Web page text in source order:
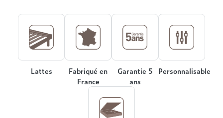
Lattes
Fabriqué en
France
Garantie 5
ans
Personnalisable